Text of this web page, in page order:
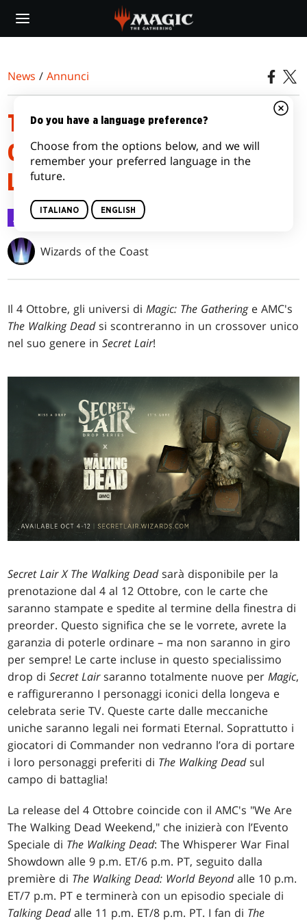
main
News /Annunci
THE WALKING DEAD
ONDEGGIA FINO A SECRET
LAIR
Annunci 28 set 2020
Wizards of the Coast
Il 4 Ottobre, gli universi diMagic: The Gatheringe AMC's
The Walking Deadsi scontreranno in un crossover unico
nel suo genere inSecret Lair!
Secret Lair X The Walking Deadsarà disponibile per la
prenotazione dal 4 al 12 Ottobre, con le carte che
saranno stampate e spedite al termine della finestra di
preorder. Questo significa che se le vorrete, avrete la
garanzia di poterle ordinare – ma non saranno in giro
per sempre! Le carte incluse in questo specialissimo
drop diSecret Lairsaranno totalmente nuove perMagic,
e raffigureranno I personaggi iconici della longeva e
celebrata serie TV. Queste carte dalle meccaniche
uniche saranno legali nei formati Eternal. Soprattutto i
giocatori di Commander non vedranno l’ora di portare
i loro personaggi preferiti di The Walking Deadsul
campo di battaglia!
La release del 4 Ottobre coincide con il AMC's "We Are
The Walking Dead Weekend," che inizierà con l’Evento
Speciale di The Walking Dead: The Whisperer War Final
Showdown alle 9 p.m. ET/6 p.m. PT, seguito dalla
première di The Walking Dead: World Beyondalle 10 p.m.
ET/7 p.m. PT e terminerà con un episodio speciale di
Talking Deadalle 11 p.m. ET/8 p.m. PT. I fan di The
Do you have a language preference?
Choose from the options below, and we will
remember your preferred language in the
future.
ITALIANO ENGLISH